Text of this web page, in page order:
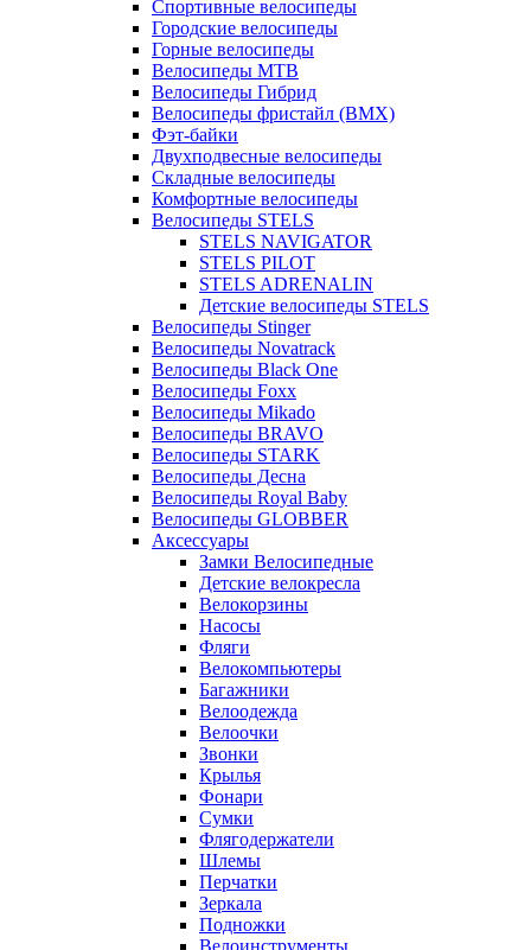
Спортивные велосипеды
Городские велосипеды
Горные велосипеды
Велосипеды MTB
Велосипеды Гибрид
Велосипеды фристайл (BMX)
Фэт-байки
Двухподвесные велосипеды
Складные велосипеды
Комфортные велосипеды
Велосипеды STELS
STELS NAVIGATOR
STELS PILOT
STELS ADRENALIN
Детские велосипеды STELS
Велосипеды Stinger
Велосипеды Novatrack
Велосипеды Black One
Велосипеды Foxx
Велосипеды Mikado
Велосипеды BRAVO
Велосипеды STARK
Велосипеды Десна
Велосипеды Royal Baby
Велосипеды GLOBBER
Аксессуары
Замки Велосипедные
Детские велокресла
Велокорзины
Насосы
Фляги
Велокомпьютеры
Багажники
Велоодежда
Велоочки
Звонки
Крылья
Фонари
Сумки
Флягодержатели
Шлемы
Перчатки
Зеркала
Подножки
Велоинструменты